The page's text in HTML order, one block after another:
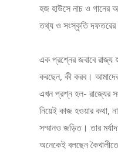
হজ হাউসে নাচ ও গানের
তথ্য ও সংস্কৃতি দফতরের
এক প্রশ্নের জবাবে রাজ্য
করছেন, কী করব।
এখন প্রশ্ন হল- রাজ্যের
নিয়েই কাজ হওয়ার কথা,
সম্মানও জড়িত। তার
অনেকেই বলছেন